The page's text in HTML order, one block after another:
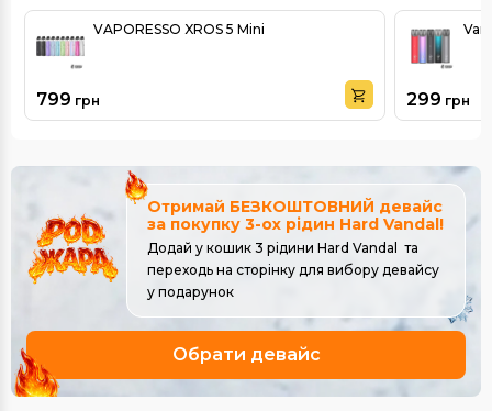
VAPORESSO XROS 5 Mini
799 грн 299 грн
Отримай БЕЗКОШТОВНИЙ девайс
за покупку 3-ох рідин Hard Vandal!
Додай у кошик 3 рідини Hard Vandal та
переходь на сторінку для вибору девайсу
у подарунок
Обрати девайс